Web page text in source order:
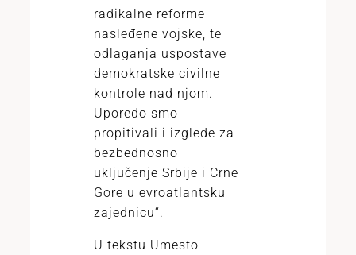
radikalne reforme
nasleđene vojske, te
odlaganja uspostave
demokratske civilne
kontrole nad njom.
Uporedo smo
propitivali i izglede za
bezbednosno
uključenje Srbije i Crne
Gore u evroatlantsku
zajednicu“.
U tekstu Umesto